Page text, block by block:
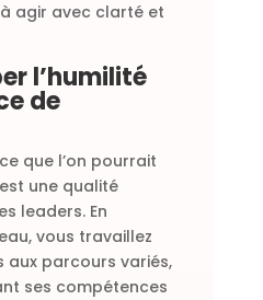
agir avec clarté et
l’humilité
de
que l’on pourrait
une qualité
leaders. En
vous travaillez
aux parcours variés,
ses compétences